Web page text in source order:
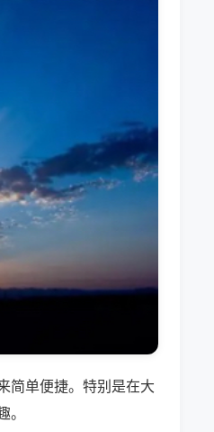
简单便捷。特别是在大